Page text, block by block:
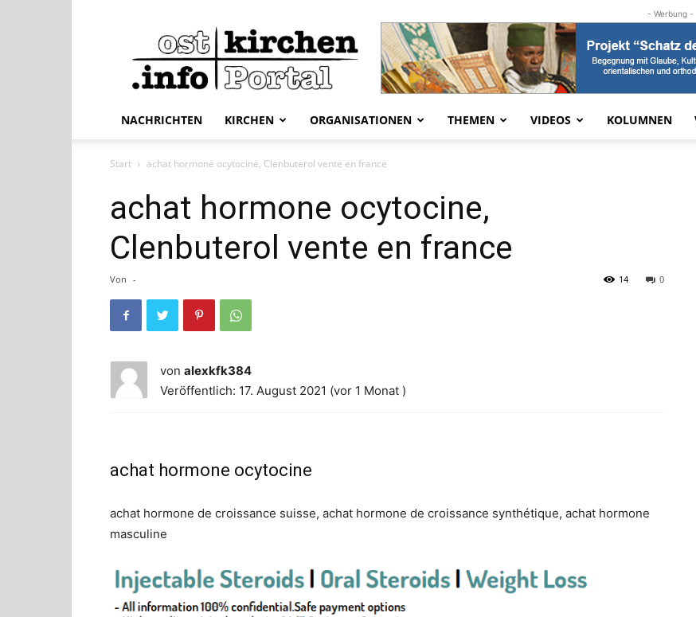
ostkirchen.info
- Werbung -
NACHRICHTEN KIRCHEN ORGANISATIONEN THEMEN VIDEOS KOLUMNEN
Start achat hormone ocytocine, Clenbuterol vente en france
achat hormone ocytocine,
Clenbuterol vente en france
Von - 0
14
von alexkfk384
Veröffentlich: 17. August 2021 (vor 1 Monat )
achat hormone ocytocine
achat hormone de croissance suisse, achat hormone de croissance synthétique, achat hormone
masculine